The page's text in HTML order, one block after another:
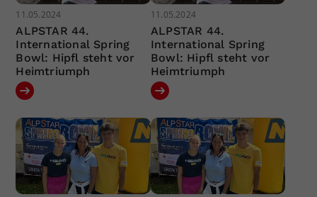
11.05.2024
ALPSTAR 44.
International Spring
Bowl: Hipfl steht vor
Heimtriumph
11.05.2024
ALPSTAR 44.
International Spring
Bowl: Hipfl steht vor
Heimtriumph